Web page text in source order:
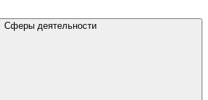
Сферы деятельности